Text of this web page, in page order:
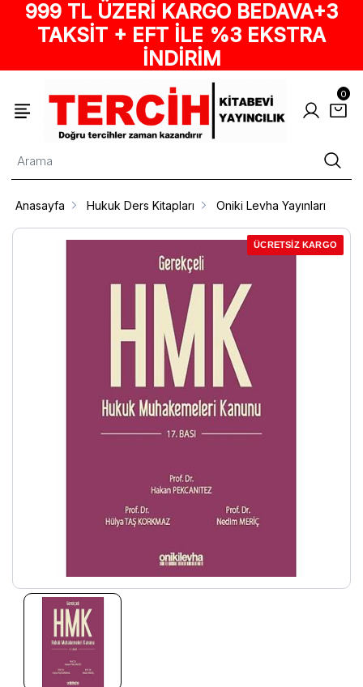
999 TL ÜZERİ KARGO BEDAVA+3
TAKSİT + EFT İLE %3 EKSTRA
İNDİRİM
0
Anasayfa Hukuk Ders Kitapları Oniki Levha Yayınları
ÜCRETSİZ KARGO